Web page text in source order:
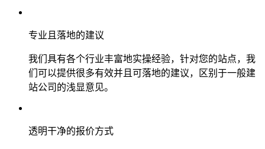
专业且落地的建议
我们具有各个行业丰富地实操经验，针对您的站点，我
们可以提供很多有效并且可落地的建议，区别于一般建
站公司的浅显意见。
透明干净的报价方式